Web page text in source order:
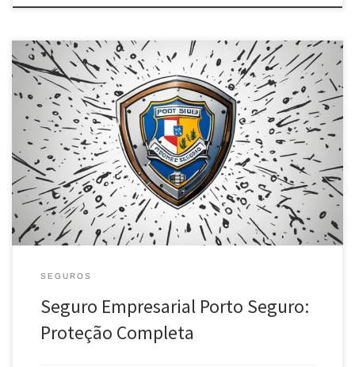
A Porto Seguro oferece seguro empresarial com proteção
completa para empresas de todos os portes, incluindo cobertura
patrimonial, responsabilidade civil, riscos cibernéticos e
assistência 24h.
SEGUROS
Seguro Empresarial Porto Seguro:
Proteção Completa